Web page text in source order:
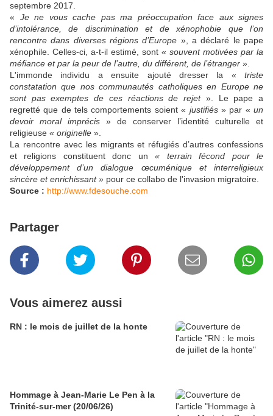
septembre 2017.
« Je ne vous cache pas ma préoccupation face aux signes
d’intolérance, de discrimination et de xénophobie que l’on
rencontre dans diverses régions d’Europe », a déclaré le pape
xénophile. Celles-ci, a-t-il estimé, sont « souvent motivées par la
méfiance et par la peur de l’autre, du différent, de l’étranger ».
L'immonde individu a ensuite ajouté dresser la « triste
constatation que nos communautés catholiques en Europe ne
sont pas exemptes de ces réactions de rejet ». Le pape a
regretté que de tels comportements soient « justifiés» par « un
devoir moral imprécis » de conserver l’identité culturelle et
religieuse « originelle ».
La rencontre avec les migrants et réfugiés d’autres confessions
et religions constituent donc un« terrain fécond pour le
développement d’un dialogue œcuménique et interreligieux
sincère et enrichissant » pour ce collabo de l'invasion migratoire.
Source : http://www.fdesouche.com
Partager
Vous aimerez aussi
RN : le mois de juillet de la honte
Hommage à Jean-Marie Le Pen à la
Trinité-sur-mer (20/06/26)